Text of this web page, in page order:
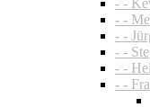
- -
- -
- -
- -
- -